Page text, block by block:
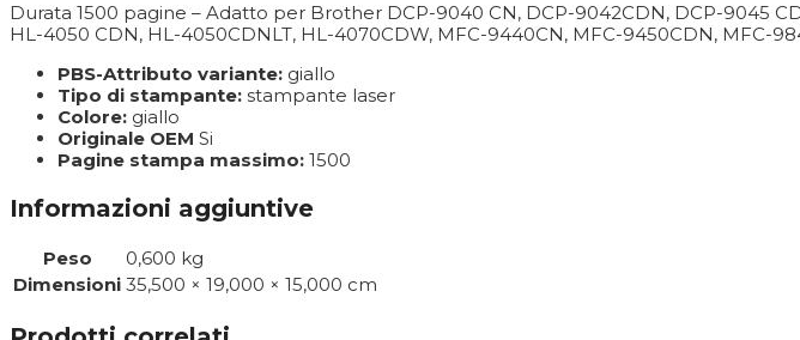
Durata 1500 pagine – Adatto per Brother DCP-9040 CN, DCP-9042CDN, DCP-9045
HL-4050 CDN, HL-4050CDNLT, HL-4070CDW, MFC-9440CN, MFC-9450CDN, MFC-
PBS-Attributo variante: giallo
Tipo di stampante: stampante laser
Colore: giallo
Originale OEM Si
Pagine stampa massimo: 1500
Informazioni aggiuntive
Peso
0,600 kg
Dimensioni 35,500 × 19,000 × 15,000 cm